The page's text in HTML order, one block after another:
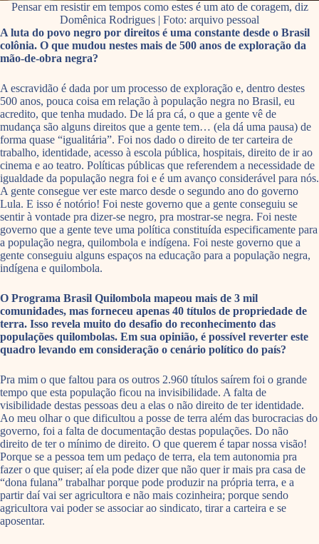
Pensar em resistir em tempos como estes é um ato de coragem, diz
Domênica Rodrigues | Foto: arquivo pessoal
A luta do povo negro por direitos é uma constante desde o Brasil
colônia. O que mudou nestes mais de 500 anos de exploração da
mão-de-obra negra?
A escravidão é dada por um processo de exploração e, dentro destes
500 anos, pouca coisa em relação à população negra no Brasil, eu
acredito, que tenha mudado. De lá pra cá, o que a gente vê de
mudança são alguns direitos que a gente tem… (ela dá uma pausa) de
forma quase “igualitária”. Foi nos dado o direito de ter carteira de
trabalho, identidade, acesso à escola pública, hospitais, direito de ir ao
cinema e ao teatro. Políticas públicas que referendem a necessidade de
igualdade da população negra foi e é um avanço considerável para nós.
A gente consegue ver este marco desde o segundo ano do governo
Lula. E isso é notório! Foi neste governo que a gente conseguiu se
sentir à vontade pra dizer-se negro, pra mostrar-se negra. Foi neste
governo que a gente teve uma política constituída especificamente para
a população negra, quilombola e indígena. Foi neste governo que a
gente conseguiu alguns espaços na educação para a população negra,
indígena e quilombola.
O Programa Brasil Quilombola mapeou mais de 3 mil
comunidades, mas forneceu apenas 40 títulos de propriedade de
terra. Isso revela muito do desafio do reconhecimento das
populações quilombolas. Em sua opinião, é possível reverter este
quadro levando em consideração o cenário político do país?
Pra mim o que faltou para os outros 2.960 títulos saírem foi o grande
tempo que esta população ficou na invisibilidade. A falta de
visibilidade destas pessoas deu a elas o não direito de ter identidade.
Ao meu olhar o que dificultou a posse de terra além das burocracias do
governo, foi a falta de documentação destas populações. Do não
direito de ter o mínimo de direito. O que querem é tapar nossa visão!
Porque se a pessoa tem um pedaço de terra, ela tem autonomia pra
fazer o que quiser; aí ela pode dizer que não quer ir mais pra casa de
“dona fulana” trabalhar porque pode produzir na própria terra, e a
partir daí vai ser agricultora e não mais cozinheira; porque sendo
agricultora vai poder se associar ao sindicato, tirar a carteira e se
aposentar.